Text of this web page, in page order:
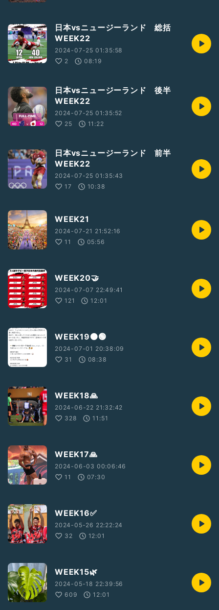
日本vsニュージーランド 総括
WEEK22
2024-07-25 01:35:58
2
08:19
日本vsニュージーランド 後半
WEEK22
2024-07-25 01:35:52
25
11:22
日本vsニュージーランド 前半
WEEK22
2024-07-25 01:35:43
17
10:38
WEEK21
2024-07-21 21:52:16
11
05:56
WEEK20🤝
2024-07-07 22:49:41
121
12:01
WEEK19🟠🟢
2024-07-01 20:38:09
31
08:38
WEEK18🙏
2024-06-22 21:32:42
328
11:51
WEEK17🙏
2024-06-03 00:06:46
11
07:30
WEEK16✅
2024-05-26 22:22:24
32
12:01
WEEK15🌿
2024-05-18 22:39:56
609
12:01